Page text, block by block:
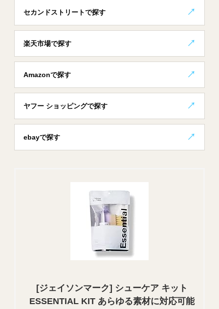
セカンドストリートで探す
楽天市場で探す
Amazonで探す
ヤフー ショッピングで探す
ebayで探す
[ジェイソンマーク] シューケア キット
ESSENTIAL KIT あらゆる素材に対応可能